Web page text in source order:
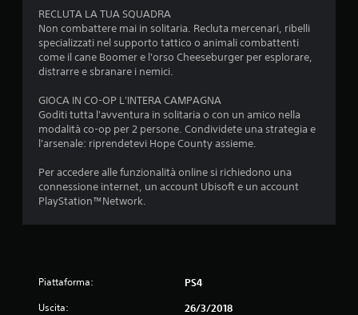
RECLUTA LA TUA SQUADRA
Non combattere mai in solitaria. Recluta mercenari, ribelli
specializzati nel supporto tattico o animali combattenti
come il cane Boomer e l'orso Cheeseburger per esplorare,
distrarre e sbranare i nemici.
GIOCA IN CO-OP L'INTERA CAMPAGNA
Goditi tutta l'avventura in solitaria o con un amico nella
modalità co-op per 2 persone. Condividete una strategia e
l'arsenale: riprendetevi Hope County assieme.
Per accedere alle funzionalità online si richiedono una
connessione internet, un account Ubisoft e un account
PlayStation™Network.
Piattaforma: PS4
Uscita: 26/3/2018